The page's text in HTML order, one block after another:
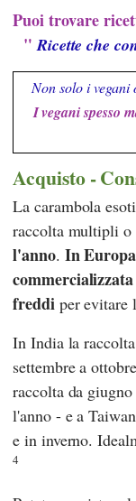
Puoi trovare
"Ricette che
Non solo i vegani
I vegani spesso
Acquisto -
La carambola
raccolta multipli o
l'anno. In
freddiper evitare
In India la
settembre a
raccolta da
l'anno - e a
e in inverno.
4